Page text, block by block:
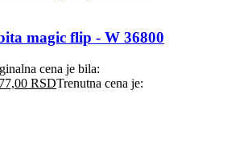
magic flip - W 36800
cena je bila:
RSDTrenutna cena je: